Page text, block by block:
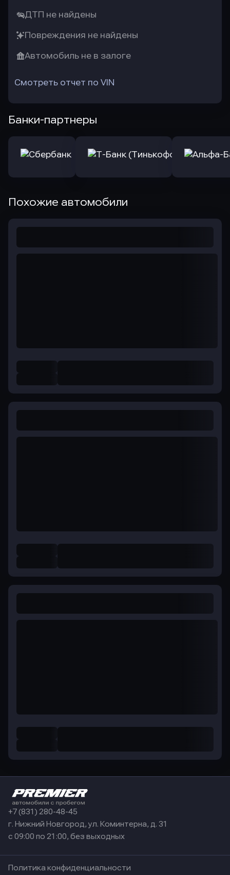
ДТП не найдены
Повреждения не найдены
Автомобиль не в залоге
Смотреть отчет по VIN
Банки-партнеры
Похожие автомобили
+7 (831) 280-48-45
г. Нижний Новгород, ул. Коминтерна, д. 31
с 09:00 по 21:00, без выходных
Политика конфиденциальности